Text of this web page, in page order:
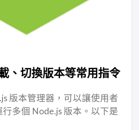
、切換版本等常用指令
版本管理器，可以讓使用者
多個 Node.js 版本。以下是